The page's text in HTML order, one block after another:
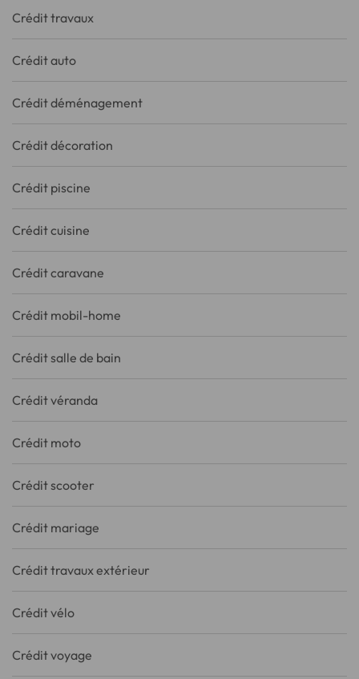
Crédit travaux
Crédit auto
Crédit déménagement
Crédit décoration
Crédit piscine
Crédit cuisine
Crédit caravane
Crédit mobil-home
Crédit salle de bain
Crédit véranda
Crédit moto
Crédit scooter
Crédit mariage
Crédit travaux extérieur
Crédit vélo
Crédit voyage